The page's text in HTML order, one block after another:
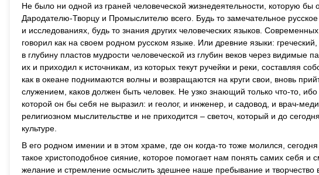
Не было ни одной из граней человеческой жизнедеятельности, которую
Дародателю-Творцу и Промыслителю всего. Будь то замечательное
и исследованиях, будь то знания других человеческих языков.
говорил как на своем родном русском языке. Или древние языки:
в глубину пластов мудрости человеческой из глубин веков через видимые
их и приходил к источникам, из которых текут ручейки и реки, составляя
как в океане поднимаются волны и возвращаются на круги свои, вновь
служением, каков должен быть человек. Не узко знающий только что-то,
которой он бы себя не выразил: и геолог, и инженер, и садовод, и врач-
религиозном мыслительстве и не приходится – светоч, который и до
культуре.
В его родном имении и в этом храме, где он когда-то тоже молился,
такое христоподобное сияние, которое помогает нам понять самих себя
желание и стремление осмыслить здешнее наше пребывание и